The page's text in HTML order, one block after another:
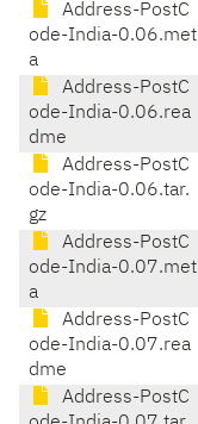
Address-PostC
ode-India-0.06.met
a
Address-PostC
ode-India-0.06.rea
dme
Address-PostC
ode-India-0.06.tar.
gz
Address-PostC
ode-India-0.07.met
a
Address-PostC
ode-India-0.07.rea
dme
Address-PostC